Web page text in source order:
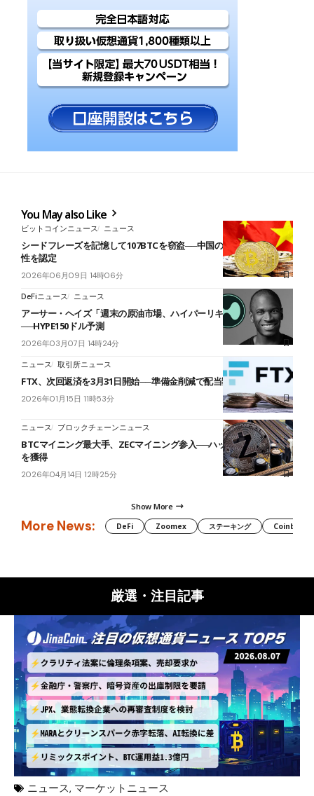
You May also Like
ビットコインニュース ニュース
シードフレーズを記憶して107BTCを窃盗──中国の男に実刑、財産
性を認定
2026年06月09日 14時06分
DeFiニュース ニュース
アーサー・ヘイズ「週末の原油市場、ハイパーリキッドが担う」
──HYPE150ドル予測
2026年03月07日 14時24分
ニュース 取引所ニュース
FTX、次回返済を3月31日開始──準備金削減で配当額増加へ
2026年01月15日 11時53分
ニュース ブロックチェーンニュース
BTCマイニング最大手、ZECマイニング参入──ハッシュレート30%
を獲得
2026年04月14日 12時25分
Show More
More News: DeFi Zoomex ステーキング Coinbase
厳選・注目記事
ニュース, マーケットニュース